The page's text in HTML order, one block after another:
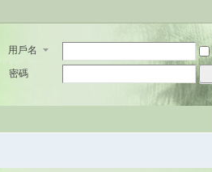
用戶名
密碼